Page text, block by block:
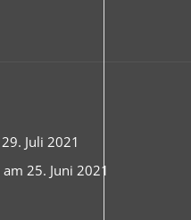
Juli 2021
25. Juni 2021